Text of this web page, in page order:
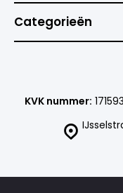
Categorieën
KVK nummer: